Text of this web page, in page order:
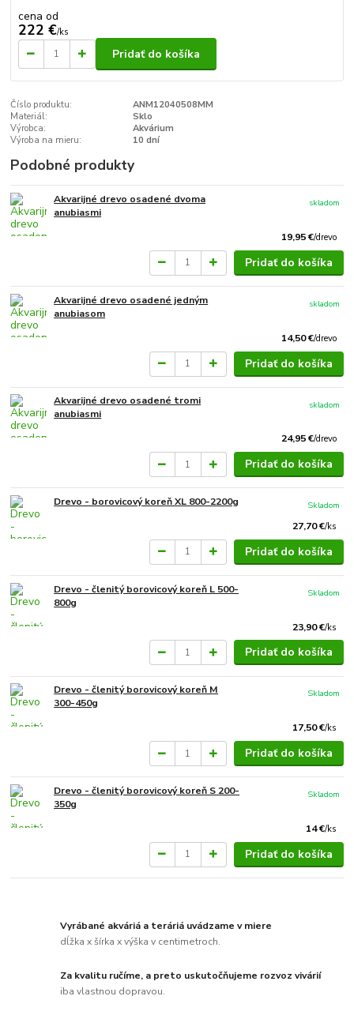
cena od
222 €/ks
Pridať do košíka
Číslo produktu:
ANM12040508MM
Materiál:
Sklo
Výrobca:
Akvárium
Výroba na mieru:
10 dní
Podobné produkty
Akvarijné drevo osadené dvoma
anubiasmi
19,95 €/drevo
skladom
Pridať do košíka
Akvarijné drevo osadené jedným
anubiasom
14,50 €/drevo
skladom
Pridať do košíka
Akvarijné drevo osadené tromi
anubiasmi
24,95 €/drevo
skladom
Pridať do košíka
Drevo - borovicový koreň XL 800-2200g
27,70 €/ks
Skladom
Pridať do košíka
Drevo - členitý borovicový koreň L 500-
800g
23,90 €/ks
Skladom
Pridať do košíka
Drevo - členitý borovicový koreň M
300-450g
17,50 €/ks
Skladom
Pridať do košíka
Drevo - členitý borovicový koreň S 200-
350g
14 €/ks
Skladom
Pridať do košíka
Vyrábané akváriá a teráriá uvádzame v miere
dĺžka x šírka x výška v centimetroch.
Za kvalitu ručíme, a preto uskutočňujeme rozvoz vivárií
iba vlastnou dopravou.